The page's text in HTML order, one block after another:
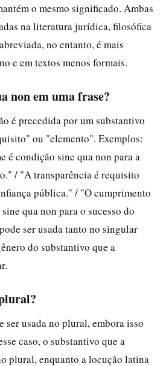
o mesmo significado. Ambas
na literatura jurídica, filosófica
no entanto, é mais
e em textos menos formais.
non em uma frase?
é precedida por um substantivo
ou "elemento". Exemplos:
é condição sine qua non para a
/ "A transparência é requisito
pública." / "O cumprimento
qua non para o sucesso do
ser usada tanto no singular
do substantivo que a
ser usada no plural, embora isso
caso, o substantivo que a
plural, enquanto a locução latina